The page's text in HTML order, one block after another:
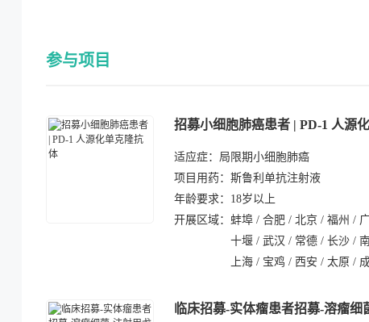
参与项目
招募小细胞肺癌患者 | PD-1 人源
适应症： 局限期小细胞肺癌
项目用药： 斯鲁利单抗注射液
年龄要求： 18岁以上
开展区域： 蚌埠 / 合肥 / 北京 / 福州 /
十堰 / 武汉 / 常德 / 长沙 /
上海 / 宝鸡 / 西安 / 太原 /
临床招募-实体瘤患者招募-溶瘤